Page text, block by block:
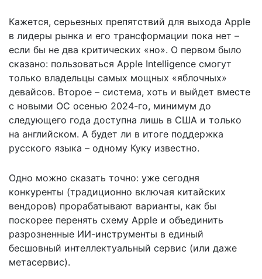
Кажется, серьезных препятствий для выхода Apple
в лидеры рынка и его трансформации пока нет –
если бы не два критических «но». О первом было
сказано: пользоваться Apple Intelligence смогут
только владельцы самых мощных «яблочных»
девайсов. Второе – система, хоть и выйдет вместе
с новыми ОС осенью 2024-го, минимум до
следующего года доступна лишь в США и только
на английском. А будет ли в итоге поддержка
русского языка – одному Куку известно.
Одно можно сказать точно: уже сегодня
конкуренты (традиционно включая китайских
вендоров) прорабатывают варианты, как бы
поскорее перенять схему Apple и объединить
разрозненные ИИ-инструменты в единый
бесшовный интеллектуальный сервис (или даже
метасервис).